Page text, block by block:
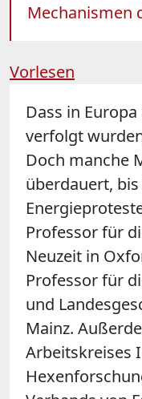
Mechanismen
Vorlesen
Dass in
verfolgt
Doch manche
überdauert,
Professor für
Neuzeit in
Professor für
und
Mainz.
Arbeitskreises